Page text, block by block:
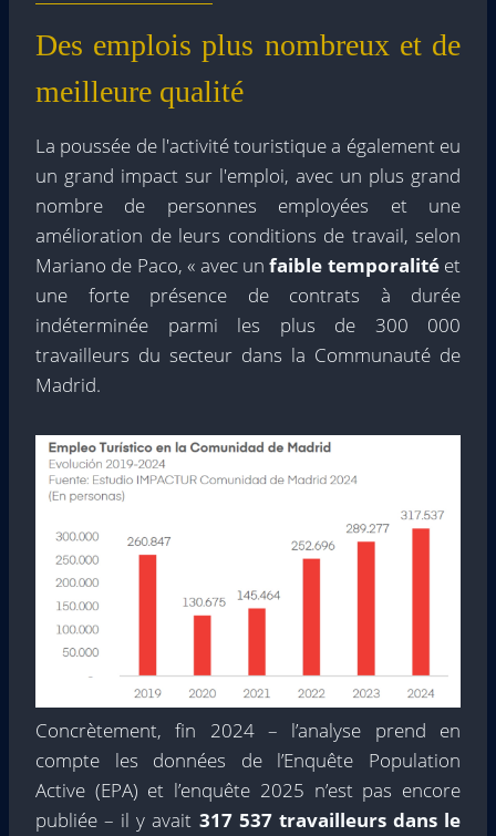
Des emplois plus nombreux et de
meilleure qualité
La poussée de l'activité touristique a également eu
un grand impact sur l'emploi, avec un plus grand
nombre de personnes employées et une
amélioration de leurs conditions de travail, selon
Mariano de Paco, « avec unfaible temporalitéet
une forte présence de contrats à durée
indéterminée parmi les plus de 300 000
travailleurs du secteur dans la Communauté de
Madrid.
Concrètement, fin 2024 – l’analyse prend en
compte les données de l’Enquête Population
Active (EPA) et l’enquête 2025 n’est pas encore
publiée – il y avait 317 537 travailleurs dans le